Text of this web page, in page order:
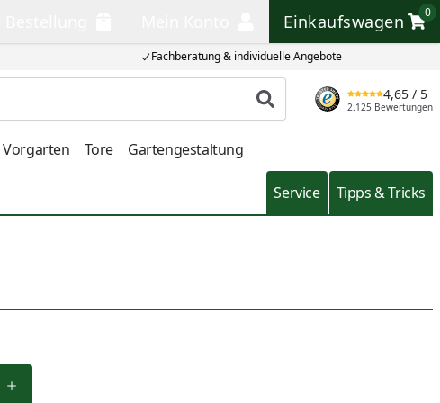
Fachberatung & individuelle Angebote
Einkaufswagen
0
Einkaufswagen
Produkt suchen
4,65 / 5
2.125 Bewertungen
Vorgarten Tore Gartengestaltung
Service Tipps & Tricks